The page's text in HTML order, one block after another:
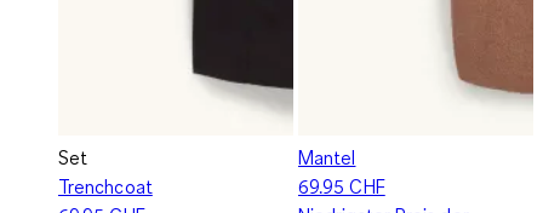
Set
Trenchcoat
Mantel
69.95 CHF